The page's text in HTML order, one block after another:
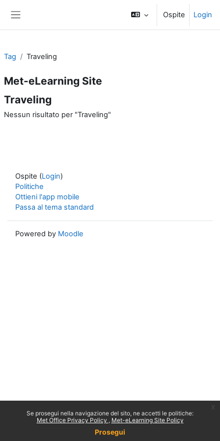
Se prosegui nella navigazione del sito, ne accetti le politiche:
Met Office Privacy Policy
Met-eLearning Site Policy
Prosegui
Ospite Login
Tag Traveling
Met-eLearning Site
Traveling
Nessun risultato per "Traveling"
Ospite (Login)
Politiche
Ottieni l'app mobile
Passa al tema standard
Powered by Moodle